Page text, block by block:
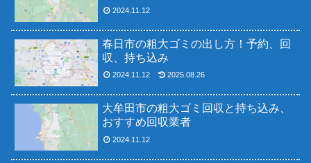
2024.11.12
春日市の粗大ゴミの出し方！予約、回
収、持ち込み
2024.11.12 2025.08.26
大牟田市の粗大ゴミ回収と持ち込み、
おすすめ回収業者
2024.11.12